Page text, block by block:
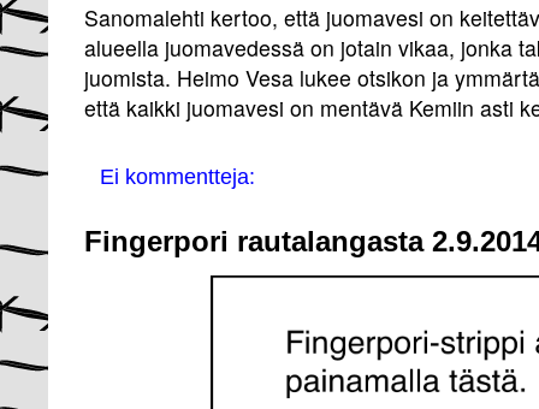
Sanomalehti kertoo, että juomavesi on
alueella juomavedessä on jotain vikaa, jonka
juomista. Heimo Vesa lukee otsikon ja
että kaikki juomavesi on mentävä Kemiin asti
Ei kommentteja:
Fingerpori rautalangasta